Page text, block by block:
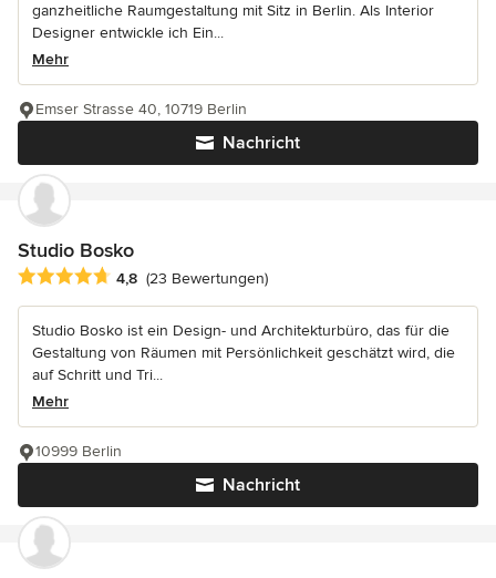
ganzheitliche Raumgestaltung mit Sitz in Berlin. Als Interior
Designer entwickle ich Ein...
Mehr
Nachricht
Emser Strasse 40, 10719 Berlin
Studio Bosko
Durchschnittliche Bewertung: 4.8 von 5 Sternen
4,8 (23 Bewertungen)
Studio Bosko ist ein Design- und Architekturbüro, das für die
Gestaltung von Räumen mit Persönlichkeit geschätzt wird, die
auf Schritt und Tri...
Mehr
Nachricht
10999 Berlin